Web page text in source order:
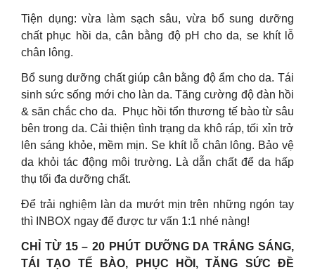
Tiện dụng: vừa làm sạch sâu, vừa bổ sung dưỡng
chất phục hồi da, cân bằng độ pH cho da, se khít lỗ
chân lông.
Bổ sung dưỡng chất giúp cân bằng độ ẩm cho da. Tái
sinh sức sống mới cho làn da. Tăng cường độ đàn hồi
& săn chắc cho da. Phục hồi tổn thương tế bào từ sâu
bên trong da. Cải thiện tình trạng da khô ráp, tối xỉn trở
lên sáng khỏe, mềm mịn. Se khít lỗ chân lông. Bảo vệ
da khỏi tác động môi trường. Là dẫn chất để da hấp
thụ tối đa dưỡng chất.
Để trải nghiệm làn da mướt mịn trên những ngón tay
thì INBOX ngay để được tư vấn 1:1 nhé nàng!
CHỈ TỪ 15 – 20 PHÚT DƯỠNG DA TRẮNG SÁNG,
TÁI TẠO TẾ BÀO, PHỤC HỒI, TĂNG SỨC ĐỀ